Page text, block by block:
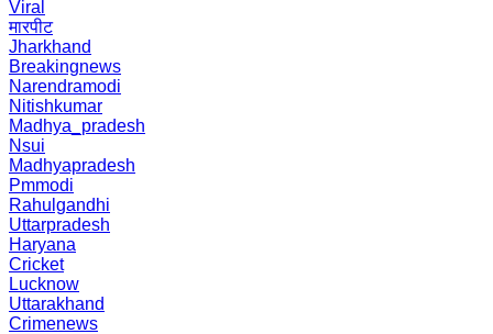
Viral
मारपीट
Jharkhand
Breakingnews
Narendramodi
Nitishkumar
Madhya_pradesh
Nsui
Madhyapradesh
Pmmodi
Rahulgandhi
Uttarpradesh
Haryana
Cricket
Lucknow
Uttarakhand
Crimenews